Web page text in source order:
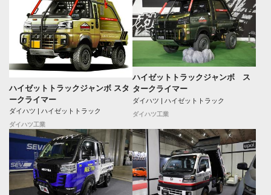
ハイゼットトラックジャンボ スタ
ークライマー
ダイハツ | ハイゼットトラック
ダイハツ工業
ハイゼットトラックジャンボ ス
タークライマー
ダイハツ | ハイゼットトラック
ダイハツ工業